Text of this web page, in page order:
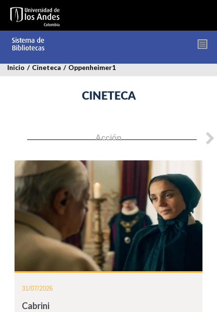
contenido
Inicio / Cineteca / Oppenheimer1
CINETECA
Acción
31/07/2026
Cabrini